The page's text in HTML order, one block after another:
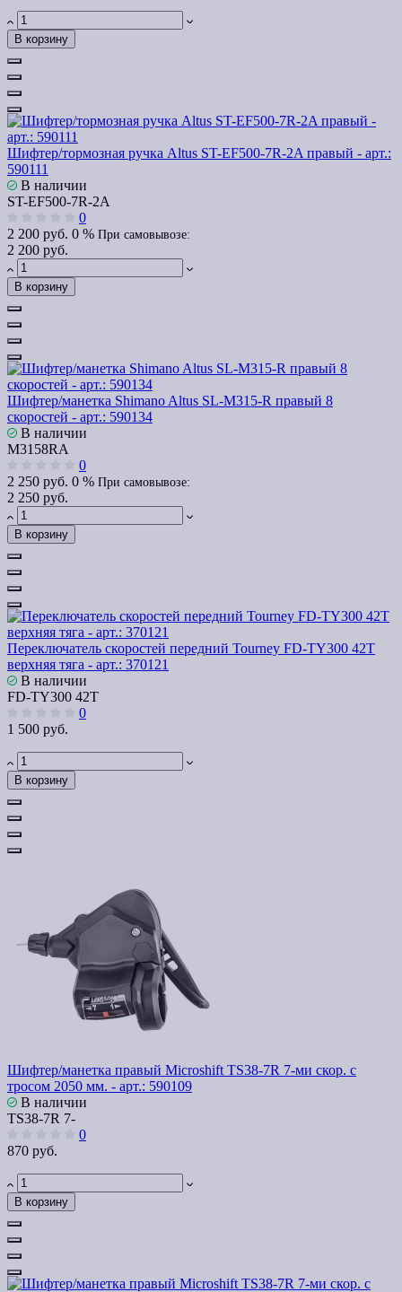
В корзину
Шифтер/тормозная ручка Altus ST-EF500-7R-2A правый - арт.:
590111
В наличии
ST-EF500-7R-2A
0
2 200 руб. 0 % При самовывозе:
2 200 руб.
В корзину
Шифтер/манетка Shimano Altus SL-M315-R правый 8
скоростей - арт.: 590134
В наличии
M3158RA
0
2 250 руб. 0 % При самовывозе:
2 250 руб.
В корзину
Переключатель скоростей передний Tourney FD-TY300 42T
верхняя тяга - арт.: 370121
В наличии
FD-TY300 42T
0
1 500 руб.
В корзину
Шифтер/манетка правый Microshift TS38-7R 7-ми скор. с
тросом 2050 мм. - арт.: 590109
В наличии
TS38-7R 7-
0
870 руб.
В корзину